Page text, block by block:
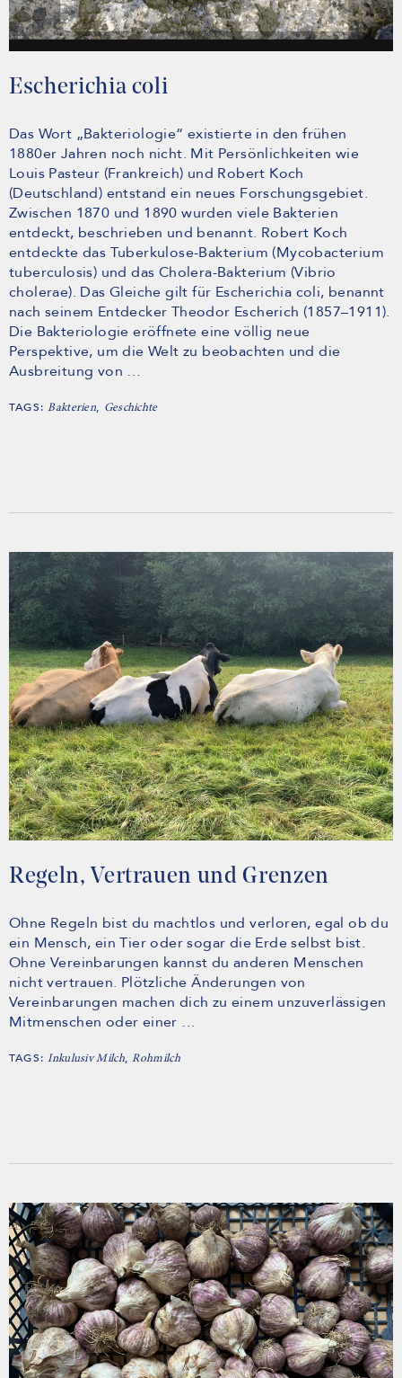
Escherichia coli
Das Wort „Bakteriologie“ existierte in den frühen
1880er Jahren noch nicht. Mit Persönlichkeiten wie
Louis Pasteur (Frankreich) und Robert Koch
(Deutschland) entstand ein neues Forschungsgebiet.
Zwischen 1870 und 1890 wurden viele Bakterien
entdeckt, beschrieben und benannt. Robert Koch
entdeckte das Tuberkulose-Bakterium (Mycobacterium
tuberculosis) und das Cholera-Bakterium (Vibrio
cholerae). Das Gleiche gilt für Escherichia coli, benannt
nach seinem Entdecker Theodor Escherich (1857–1911).
Die Bakteriologie eröffnete eine völlig neue
Perspektive, um die Welt zu beobachten und die
Ausbreitung von …
TAGS:Bakterien, Geschichte
Regeln, Vertrauen und Grenzen
Ohne Regeln bist du machtlos und verloren, egal ob du
ein Mensch, ein Tier oder sogar die Erde selbst bist.
Ohne Vereinbarungen kannst du anderen Menschen
nicht vertrauen. Plötzliche Änderungen von
Vereinbarungen machen dich zu einem unzuverlässigen
Mitmenschen oder einer …
TAGS:Inkulusiv Milch,Rohmilch